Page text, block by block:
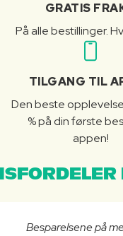
GRATIS
På alle bestillinger.
TILGANG TIL
Den beste
% på din første
appen!
Besparelsene på